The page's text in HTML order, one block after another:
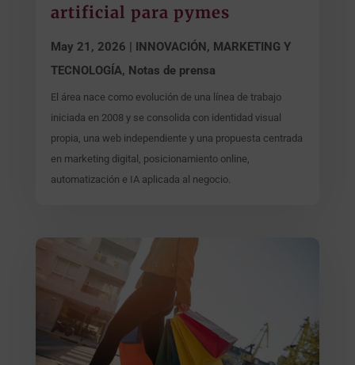
artificial para pymes
May 21, 2026 | INNOVACIÓN, MARKETING Y
TECNOLOGÍA, Notas de prensa
El área nace como evolución de una línea de trabajo
iniciada en 2008 y se consolida con identidad visual
propia, una web independiente y una propuesta centrada
en marketing digital, posicionamiento online,
automatización e IA aplicada al negocio.